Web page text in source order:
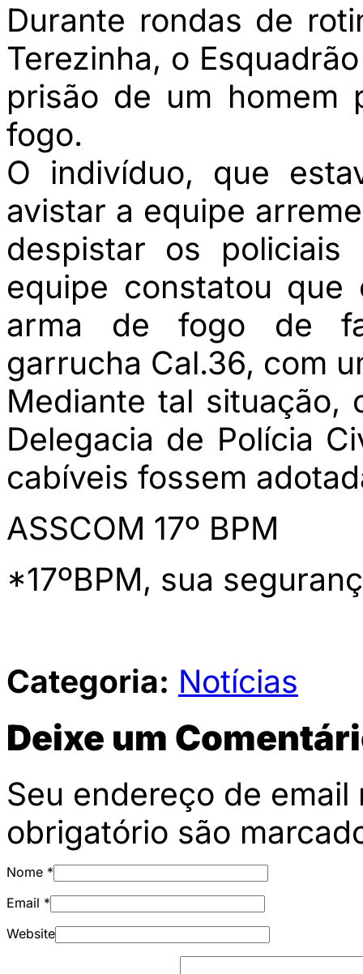
Durante rondas de
Terezinha, o
prisão de um homem
fogo.
O indivíduo, que
avistar a equipe
despistar os policiais
equipe constatou
arma de fogo de
garrucha Cal.36, com
Mediante tal situação,
Delegacia de Polícia
cabíveis fossem
ASSCOM 17º BPM
*17ºBPM, sua
Categoria: Notícias
Deixe um
Seu endereço de
obrigatório são
Nome *
Email *
Website